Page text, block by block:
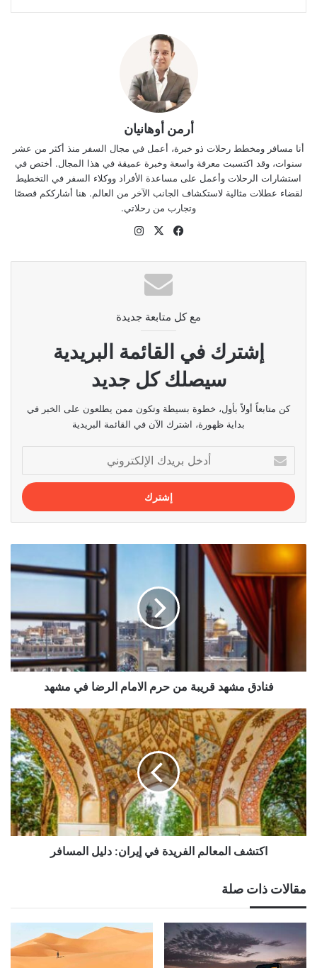
أرمن أوهانيان
أنا مسافر ومخطط رحلات ذو خبرة، أعمل في مجال السفر منذ أكثر من عشر
سنوات، وقد اكتسبت معرفة واسعة وخبرة عميقة في هذا المجال. أختص في
استشارات الرحلات وأعمل على مساعدة الأفراد ووكلاء السفر في التخطيط
لقضاء عطلات مثالية لاستكشاف الجانب الآخر من العالم. هنا أشارككم قصصًا
وتجارب من رحلاتي.
فيسبوك
‫X
مع كل متابعة جديدة
إشترك في القائمة البريدية
سيصلك كل جديد
كن متابعاً أولاً بأول، خطوة بسيطة وتكون ممن يطلعون على الخبر في
بداية ظهورة، اشترك الآن في القائمة البريدية
بريدك
الإلكتروني
فنادق
مشهد
قريبة
مشهد
فنادق مشهد قريبة من حرم الامام الرضا في مشهد
اكتشف
المعالم
الفريدة
في
إيران:
دليل
المسافر
اكتشف المعالم الفريدة في إيران: دليل المسافر
مقالات ذات صلة